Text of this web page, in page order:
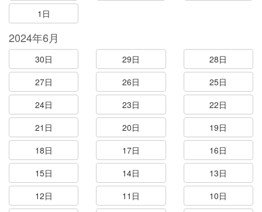
1日
2024年6月
30日 29日
28日
27日
26日
25日
24日
23日
22日
21日
20日
19日
18日
17日
16日
15日
14日
13日
12日
11日
10日